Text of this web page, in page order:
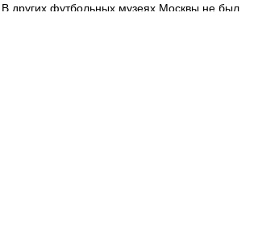
В других футбольных музеях Москвы не был.